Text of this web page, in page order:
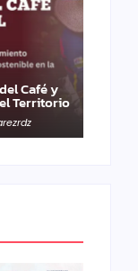
Café y
Territorio